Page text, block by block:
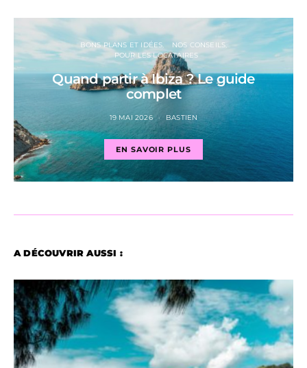
BONS PLANS ET IDÉES
NOS CONSEILS
POUR LES LOCATAIRES
Quand partir à Ibiza ? Le guide
complet
19 MAI 2026 BASTIEN
EN SAVOIR PLUS
A DÉCOUVRIR AUSSI :